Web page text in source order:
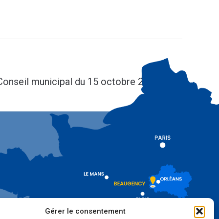
Gérer le consentement
SUIV
municipal du 15 octobre 2020